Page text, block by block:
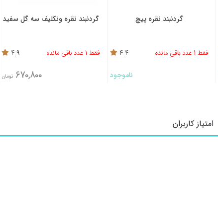
گردنبند نقره پیچ
فقط 1 عدد باقی مانده
4.4
ناموجود
گردنبند نقره ونکلیف سه گل سفید
فقط 1 عدد باقی مانده 4.9
670,800 تومان
امتیاز کاربران